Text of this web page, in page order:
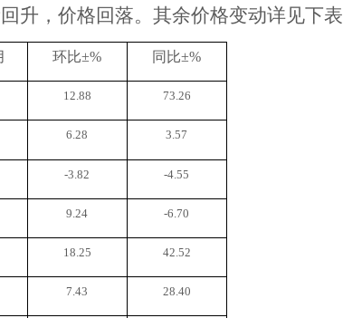
升，价格回落。其余价格变动详见下表
环比±% 同比±%
12.88 73.26
6.28 3.57
-3.82 -4.55
9.24 -6.70
18.25 42.52
7.43 28.40